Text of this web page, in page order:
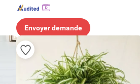
Envoyer demande